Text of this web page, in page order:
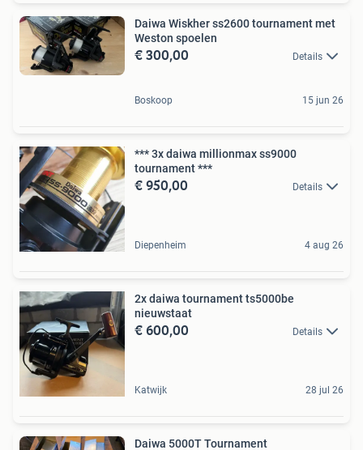
Daiwa Wiskher ss2600 tournament met
Weston spoelen
€ 300,00 Details
Boskoop 15 jun 26
*** 3x daiwa millionmax ss9000
tournament ***
€ 950,00 Details
Diepenheim 4 aug 26
2x daiwa tournament ts5000be
nieuwstaat
€ 600,00 Details
Katwijk 28 jul 26
Daiwa 5000T Tournament